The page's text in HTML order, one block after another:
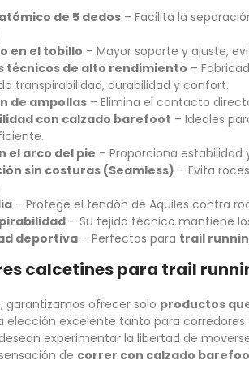
de 5 dedos – Facilita la
en el tobillo – Mayor soporte y ajuste,
técnicos de alto rendimiento –
transpirabilidad, durabilidad y confort.
de ampollas – Elimina el contacto
con calzado barefoot – Ideales
el arco del pie – Proporciona
sin costuras (Seamless) – Evita
– Protege el tendón de Aquiles contra
– Su tejido técnico mantiene
deportiva – Perfectos para trail
calcetines para trail
garantizamos ofrecer solo productos
elección excelente tanto para corredores
experimentar la libertad de
de correr con calzado